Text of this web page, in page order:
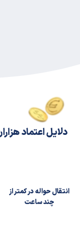
اعتماد هزاران
حواله در کمتر از
چند ساعت